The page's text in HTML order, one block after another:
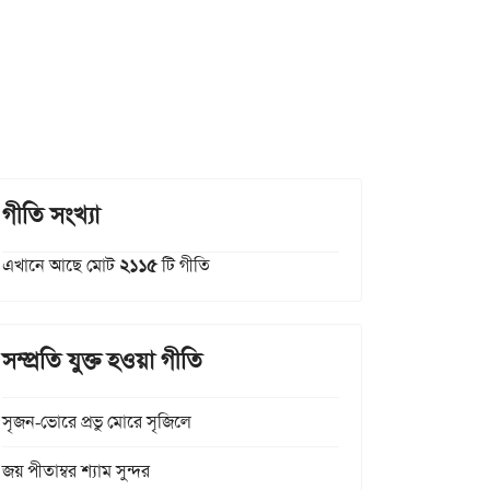
গীতি সংখ্যা
এখানে আছে মোট২১১৫টি গীতি
সম্প্রতি যুক্ত হওয়া গীতি
সৃজন-ভোরে প্রভু মোরে সৃজিলে
জয় পীতাম্বর শ্যাম সুন্দর